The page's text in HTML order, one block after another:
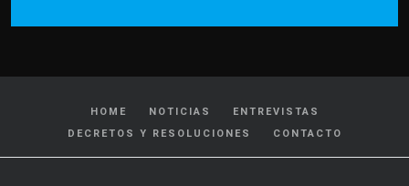
HOME NOTICIAS
ENTREVISTAS
DECRETOS Y RESOLUCIONES
CONTACTO